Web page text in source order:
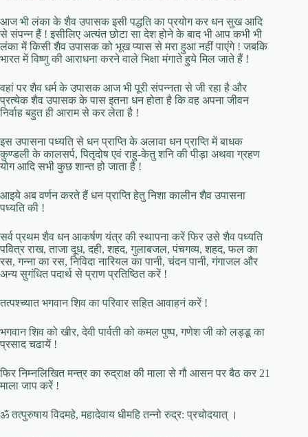
आज भी लंका के शैव उपासक इसी पद्धति का प्रयोग कर धन सुख आदि
से संपन्न हैं ! इसीलिए अत्यंत छोटा सा देश होने के बाद भी आप कभी भी
लंका में किसी शैव उपासक को भूख प्यास से मरा हुआ नहीं पाएंगे ! जबकि
भारत में विष्णु की आराधना करने वाले भिक्षा मंगाते हुये मिल जाते हैं !
वहां पर शैव धर्म के उपासक आज भी पूरी संपन्नता से जी रहा है और
प्रत्येक शैव उपासक के पास इतना धन होता है कि वह अपना जीवन
निर्वाह बहुत ही आराम से कर लेता है !
इस उपासना पध्यति से धन प्राप्ति के अलावा धन प्राप्ति में बाधक
कुण्डली के कालसर्प, पितृदोष एवं राहु-केतु शनि की पीड़ा अथवा ग्रहण
योग आदि सभी कुछ शान्त हो जाता है !
आइये अब वर्णन करते हैं धन प्राप्ति हेतु निशा कालीन शैव उपासना
पध्यति की !
सर्व प्रथम शैव धन आकर्षण यंत्र की स्थापना करें फिर उसे शैव पध्यति
पवित्र राख, ताजा दूध, दही, शहद, गुलाबजल, पंचगव्य, शहद, फल का
रस, गन्ना का रस, निविदा नारियल का पानी, चंदन पानी, गंगाजल और
अन्य सुगंधित पदार्थ से प्राण प्रतिष्ठित करें !
तत्पश्च्यात भगवान शिव का परिवार सहित आवाहनं करें !
भगवान शिव को खीर, देवी पार्वती को कमल पुष्प, गणेश जी को लड्डू का
प्रसाद चढायें !
फिर निम्नलिखित मन्त्र का रुद्राक्ष की माला से गौ आसन पर बैठ कर 21
माला जाप करें !
ॐ तत्पुरुषाय विदमहे, महादेवाय धीमहि तन्नो रुद्र: प्रचोदयात् ।